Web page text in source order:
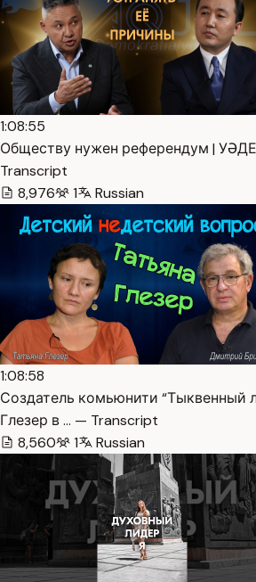
1:08:55
Обществу нужен референдум |
Transcript
8,976
1 Russian
1:08:58
Создатель комьюнити “Тыквенный
Глезер в … — Transcript
8,560
1 Russian